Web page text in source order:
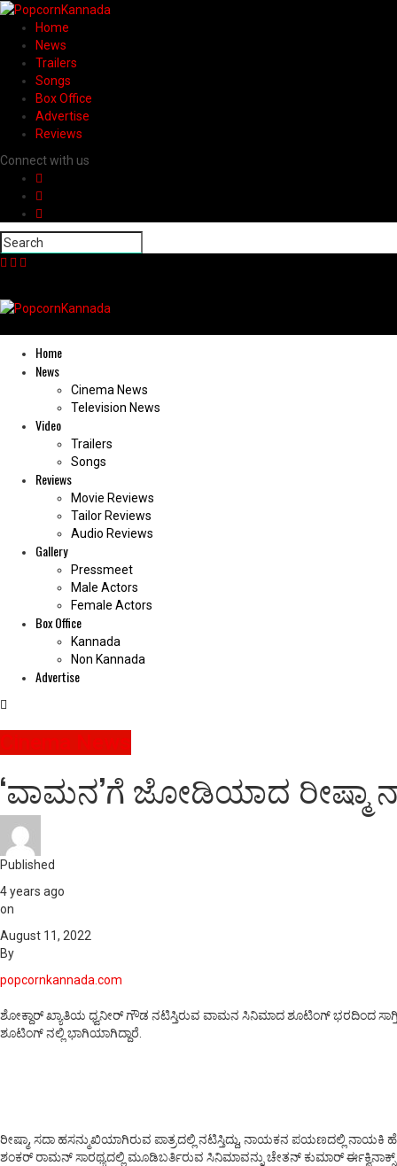
Home
News
Trailers
Songs
Box Office
Advertise
Reviews
Connect with us
Home
News
Cinema News
Television News
Video
Trailers
Songs
Reviews
Movie Reviews
Tailor Reviews
Audio Reviews
Gallery
Pressmeet
Male Actors
Female Actors
Box Office
Kannada
Non Kannada
Advertise
‘ವಾಮನ’ಗೆ ಜೋಡಿಯಾದ
Published
4 years ago
on
August 11, 2022
By
popcornkannada.com
ಶೋಕ್ದಾರ್ ಖ್ಯಾತಿಯ ಧ್ವನೀರ್ ಗೌಡ ನಟಿಸ್ತಿರುವ ವಾಮನ ಸಿನಿಮಾದ ಶೂಟಿಂಗ್ ಭರದಿಂದ
ಶೂಟಿಂಗ್ ನಲ್ಲಿ ಭಾಗಿಯಾಗಿದ್ದಾರೆ.
ರೀಷ್ಮಾ, ಸದಾ ಹಸನ್ಮುಖಿಯಾಗಿರುವ ಪಾತ್ರದಲ್ಲಿ ನಟಿಸ್ತಿದ್ದು, ನಾಯಕನ ಪಯಣದಲ್ಲಿ
ಶಂಕರ್ ರಾಮನ್ ಸಾರಥ್ಯದಲ್ಲಿ ಮೂಡಿಬರ್ತಿರುವ ಸಿನಿಮಾವನ್ನು ಚೇತನ್ ಕುಮಾರ್